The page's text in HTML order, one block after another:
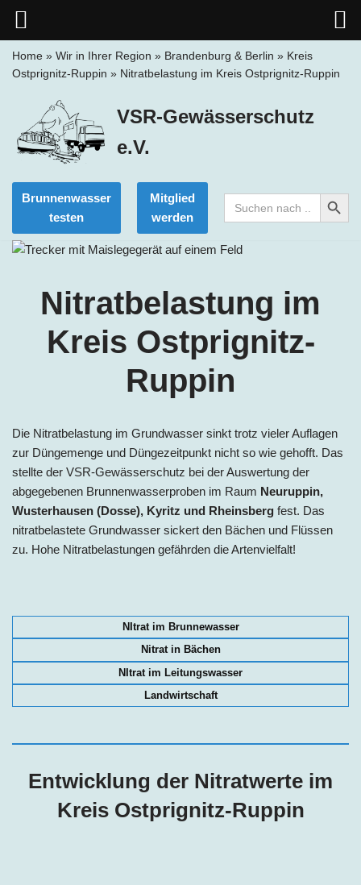
Zum
springen
Home » Wir in Ihrer Region » Brandenburg & Berlin » Kreis
Ostprignitz-Ruppin » Nitratbelastung im Kreis Ostprignitz-Ruppin
VSR-Gewässerschutz
e.V.
Brunnenwasser
testen
Mitglied
werden
Search
for:
Search Button
Nitratbelastung im
Kreis Ostprignitz-
Ruppin
Die Nitratbelastung im Grundwasser sinkt trotz vieler Auflagen
zur Düngemenge und Düngezeitpunkt nicht so wie gehofft. Das
stellte der VSR-Gewässerschutz bei der Auswertung der
abgegebenen Brunnenwasserproben im Raum Neuruppin,
Wusterhausen (Dosse), Kyritz und Rheinsberg fest. Das
nitratbelastete Grundwasser sickert den Bächen und Flüssen
zu. Hohe Nitratbelastungen gefährden die Artenvielfalt!
NItrat im Brunnewasser
Nitrat in Bächen
NItrat im Leitungswasser
Landwirtschaft
Entwicklung der Nitratwerte im
Kreis Ostprignitz-Ruppin